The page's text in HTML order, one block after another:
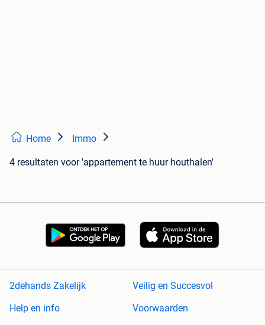
Home Immo
4 resultaten voor 'appartement te huur houthalen'
2dehands Zakelijk
Veilig en Succesvol
Help en info
Voorwaarden